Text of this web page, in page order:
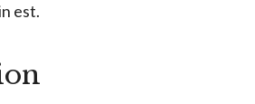
est.